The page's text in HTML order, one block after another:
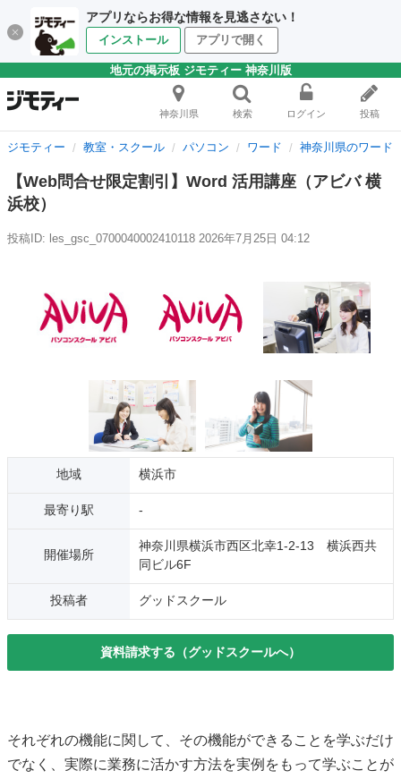
アプリならお得な情報を見逃さない！
インストール アプリで開く
地元の掲示板 ジモティー 神奈川版
神奈川県 検索 ログイン 投稿
ジモティー 教室・スクール パソコン ワード 神奈川県のワード
【Web問合せ限定割引】Word 活用講座（アビバ 横
浜校）
投稿ID: les_gsc_0700040002410118 2026年7月25日 04:12
地域 横浜市
最寄り駅 -
開催場所
神奈川県横浜市西区北幸1-2-13 横浜西共
同ビル6F
投稿者 グッドスクール
資料請求する（グッドスクールへ）
それぞれの機能に関して、その機能ができることを学ぶだけ
でなく、実際に業務に活かす方法を実例をもって学ぶことが